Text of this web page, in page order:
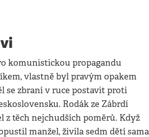
komunistickou propagandu
vlastně byl pravým opakem
se zbraní v ruce postavit proti
Rodák ze Zábrdí
z těch nejchudších poměrů. Když
manžel, živila sedm dětí sama